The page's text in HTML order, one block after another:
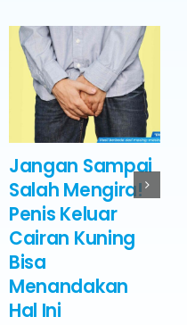
Jangan Sampai
Salah Mengira!
Penis Keluar
Cairan Kuning
Bisa
Menandakan
Hal Ini